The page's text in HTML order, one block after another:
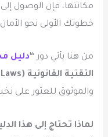
مكانتها، فإن الوصول
خطوتك الأولى نحو
من هنا يأتي دور“دليل
التقنية القانونية (Tech-Laws)
والموثوق للعثور على
لماذا تحتاج إلى هذا